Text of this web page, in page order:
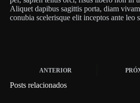
Aliquet dapibus sagittis porta, diam
conubia scelerisque elit inceptos ante leo
ANTERIOR
Posts relacionados